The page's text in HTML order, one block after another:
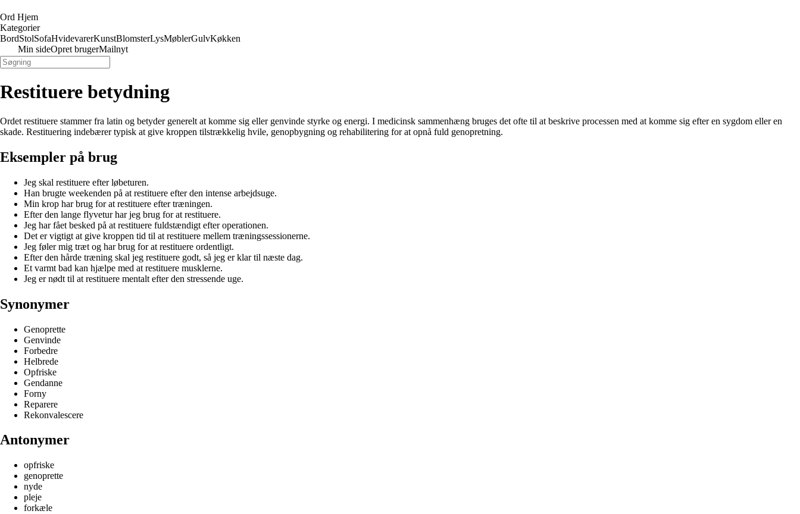
Ord Hjem
Kategorier
BordStolSofaHvidevarerKunstBlomsterLysMøblerGulvKøkken
Min sideOpret brugerMailnyt
Restituere betydning
Ordet restituere stammer fra latin og betyder generelt at komme sig eller genvinde styrke og energi. I medicinsk sammenhæng bruges det ofte til at beskrive processen med at komme sig efter en sygdom eller en
skade. Restituering indebærer typisk at give kroppen tilstrækkelig hvile, genopbygning og rehabilitering for at opnå fuld genopretning.
Eksempler på brug
Jeg skal restituere efter løbeturen.
Han brugte weekenden på at restituere efter den intense arbejdsuge.
Min krop har brug for at restituere efter træningen.
Efter den lange flyvetur har jeg brug for at restituere.
Jeg har fået besked på at restituere fuldstændigt efter operationen.
Det er vigtigt at give kroppen tid til at restituere mellem træningssessionerne.
Jeg føler mig træt og har brug for at restituere ordentligt.
Efter den hårde træning skal jeg restituere godt, så jeg er klar til næste dag.
Et varmt bad kan hjælpe med at restituere musklerne.
Jeg er nødt til at restituere mentalt efter den stressende uge.
Synonymer
Genoprette
Genvinde
Forbedre
Helbrede
Opfriske
Gendanne
Forny
Reparere
Rekonvalescere
Antonymer
opfriske
genoprette
nyde
pleje
forkæle